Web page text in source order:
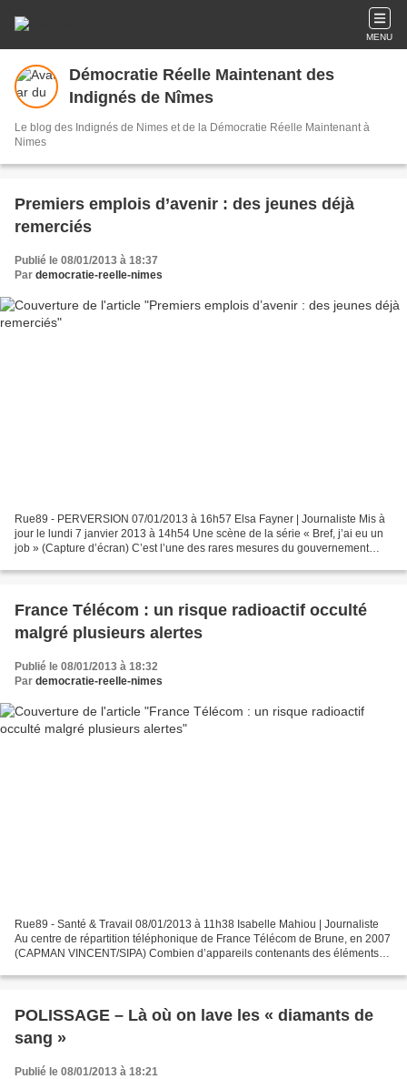
MENU
Démocratie Réelle Maintenant des
Indignés de Nîmes
Le blog des Indignés de Nimes et de la Démocratie Réelle Maintenant à
Nimes
Premiers emplois d’avenir : des jeunes déjà
remerciés
Publié le 08/01/2013 à 18:37
Par democratie-reelle-nimes
Rue89 - PERVERSION 07/01/2013 à 16h57 Elsa Fayner | Journaliste Mis à
jour le lundi 7 janvier 2013 à 14h54 Une scène de la série « Bref, j’ai eu un
job » (Capture d’écran) C’est l’une des rares mesures du gouvernement
France Télécom : un risque radioactif occulté
malgré plusieurs alertes
Publié le 08/01/2013 à 18:32
Par democratie-reelle-nimes
Rue89 - Santé & Travail 08/01/2013 à 11h38 Isabelle Mahiou | Journaliste
Au centre de répartition téléphonique de France Télécom de Brune, en 2007
(CAPMAN VINCENT/SIPA) Combien d’appareils contenants des éléments
POLISSAGE – Là où on lave les « diamants de
sang »
Publié le 08/01/2013 à 18:21